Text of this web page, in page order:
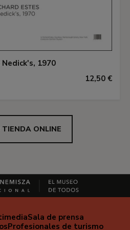
1970
12,50 €
ONLINE
Sala de prensa
Profesionales de turismo